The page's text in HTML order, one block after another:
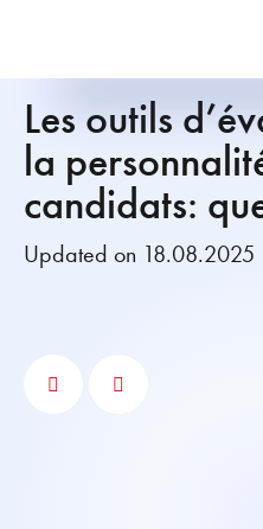
Les outils
la
candidats:
Updated on 18.08.2025